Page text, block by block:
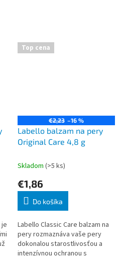
Top cena
€2,23 –16 %
Labello balzam na pery
Original Care 4,8 g
Skladom (>5 ks)
€1,86
Do košíka
Labello Classic Care balzam na
pery rozmaznáva vaše pery
dokonalou starostlivosťou a
intenzívnou ochranou s